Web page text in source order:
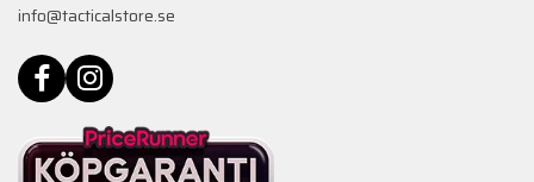
info@tacticalstore.se